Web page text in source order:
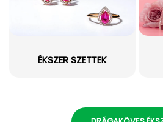
ÉKSZER SZETTEK